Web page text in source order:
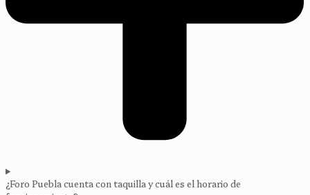
¿Foro Puebla cuenta con taquilla y cuál es el horario de